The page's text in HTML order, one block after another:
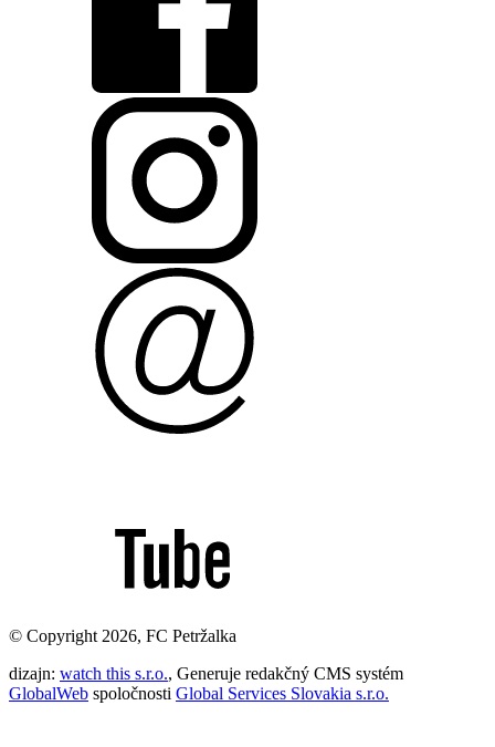
© Copyright 2026, FC Petržalka
dizajn: watch this s.r.o., Generuje redakčný CMS systém
GlobalWeb spoločnosti Global Services Slovakia s.r.o.